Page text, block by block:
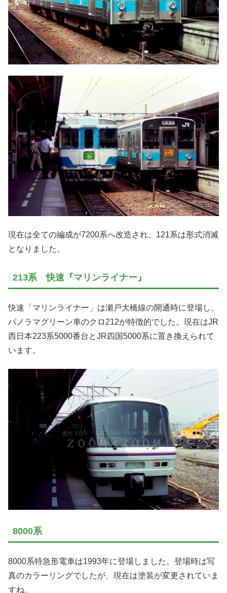
現在は全ての編成が7200系へ改造され、121系は形式消滅
となりました。
213系 快速『マリンライナー』
快速「マリンライナー」は瀬戸大橋線の開通時に登場し、
パノラマグリーン車のクロ212が特徴的でした。現在はJR
西日本223系5000番台とJR四国5000系に置き換えられて
います。
8000系
8000系特急形電車は1993年に登場しました。登場時は写
真のカラーリングでしたが、現在は塗装が変更されていま
すね。